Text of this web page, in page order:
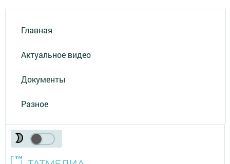
Главная
Актуальное видео
Документы
Разное